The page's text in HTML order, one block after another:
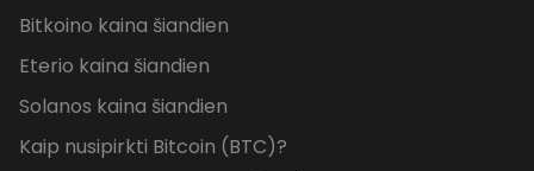
Bitkoino kaina šiandien
Eterio kaina šiandien
Solanos kaina šiandien
Kaip nusipirkti Bitcoin (BTC)?